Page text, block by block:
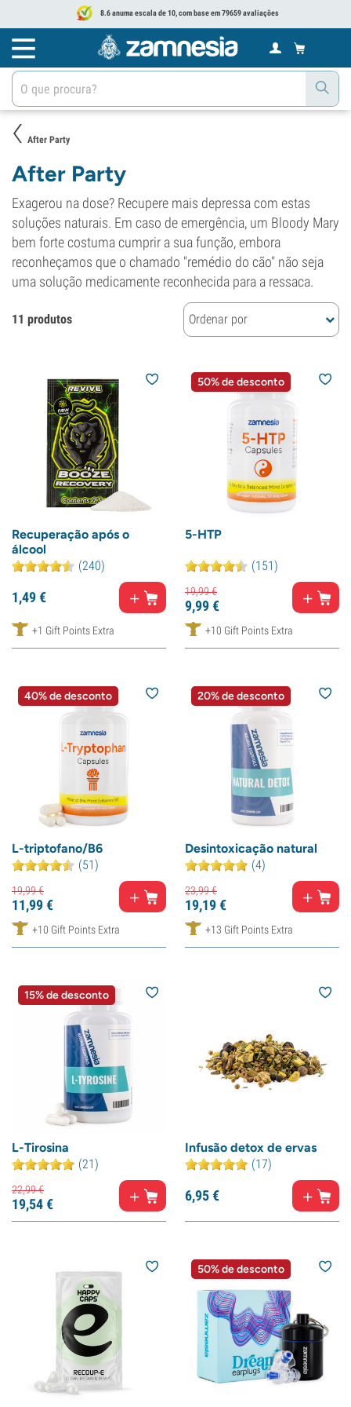
8.6 anuma escala de 10, com base em 79659 avaliações
After Party
After Party
Exagerou na dose? Recupere mais depressa com estas
soluções naturais. Em caso de emergência, um Bloody Mary
bem forte costuma cumprir a sua função, embora
reconheçamos que o chamado "remédio do cão" não seja
uma solução medicamente reconhecida para a ressaca.
11 produtos Ordenar por
Recuperação após o
álcool
(240)
1,49€
+1 Gift Points Extra
50% de desconto
5-HTP
(151)
19,99€
9,99€
+10 Gift Points Extra
40% de desconto
L-triptofano/B6
(51)
19,99€
11,99€
+10 Gift Points Extra
20% de desconto
Desintoxicação natural
(4)
23,99€
19,19€
+13 Gift Points Extra
15% de desconto
L-Tirosina
(21)
22,99€
19,54€
Infusão detox de ervas
(17)
6,95€
50% de desconto